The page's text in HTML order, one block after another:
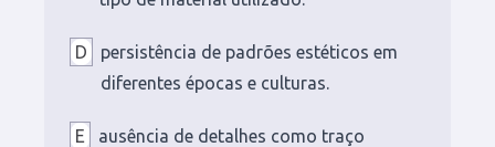
D
persistência de padrões estéticos em
diferentes épocas e culturas.
E
ausência de detalhes como traço